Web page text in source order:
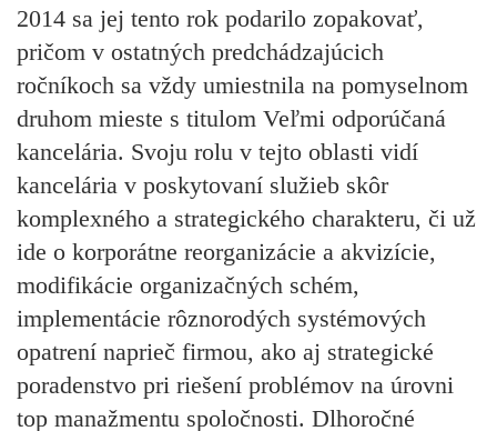
2014 sa jej tento rok podarilo zopakovať,
pričom v ostatných predchádzajúcich
ročníkoch sa vždy umiestnila na pomyselnom
druhom mieste s titulom Veľmi odporúčaná
kancelária. Svoju rolu v tejto oblasti vidí
kancelária v poskytovaní služieb skôr
komplexného a strategického charakteru, či už
ide o korporátne reorganizácie a akvizície,
modifikácie organizačných schém,
implementácie rôznorodých systémových
opatrení naprieč firmou, ako aj strategické
poradenstvo pri riešení problémov na úrovni
top manažmentu spoločnosti. Dlhoročné